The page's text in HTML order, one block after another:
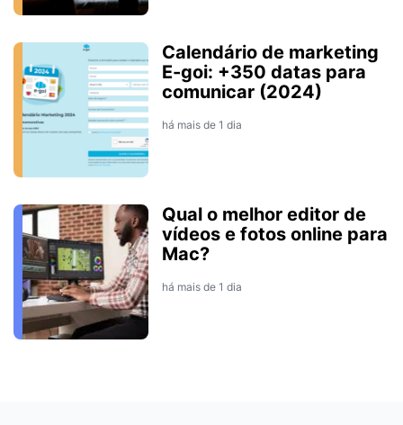
Calendário de marketing
E-goi: +350 datas para
comunicar (2024)
há mais de 1 dia
Qual o melhor editor de
vídeos e fotos online para
Mac?
há mais de 1 dia